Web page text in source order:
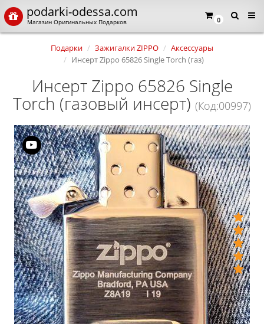
0
podarki-odessa.com
Магазин Оригинальных Подарков
Подарки Зажигалки ZIPPO
Аксессуары
Инсерт Zippo 65826 Single Torch (газ)
Инсерт Zippo 65826 Single
Torch (газовый инсерт) (Код:00997)